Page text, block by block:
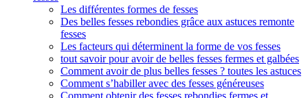
Les différentes formes de fesses
Des belles fesses rebondies grâce aux astuces remonte
fesses
Les facteurs qui déterminent la forme de vos fesses
tout savoir pour avoir de belles fesses fermes et galbées
Comment avoir de plus belles fesses ? toutes les astuces
Comment s’habiller avec des fesses généreuses
Comment obtenir des fesses rebondies fermes et